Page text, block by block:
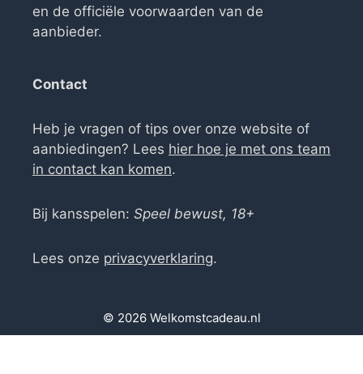
en de officiële voorwaarden van de
aanbieder.
Contact
Heb je vragen of tips over onze website of
aanbiedingen? Lees hier hoe je met ons team
in contact kan komen.
Bij kansspelen: Speel bewust, 18+
Lees onze privacyverklaring.
© 2026 Welkomstcadeau.nl